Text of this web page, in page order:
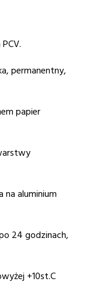
permanentny,
papier
na aluminium
24 godzinach,
+10st.C